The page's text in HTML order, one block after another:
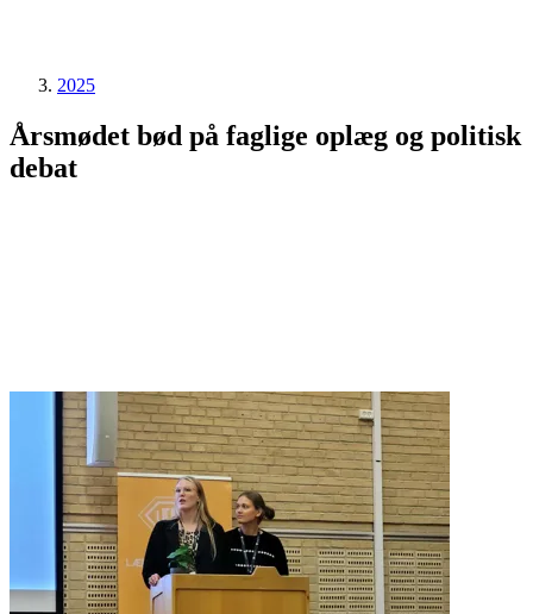
2025
Årsmødet bød på faglige oplæg og politisk
debat